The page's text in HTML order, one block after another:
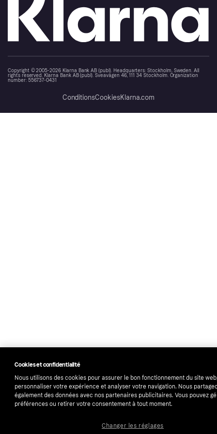
Copyright © 2005-2026 Klarna Bank AB (publ). Headquarters: Stockholm, Sweden. All
rights reserved. Klarna Bank AB (publ). Sveavägen 46, 111 34 Stockholm. Organization
number: 556737-0431
ConditionsCookiesKlarna.com
Cookies et confidentialité
Nous utilisons des cookies pour assurer le bon fonctionnement du site
personnaliser votre expérience et analyser votre navigation. Nous
également des données avec nos partenaires publicitaires. Vous pouvez
préférences ou retirer votre consentement à tout moment.
Changer les réglages